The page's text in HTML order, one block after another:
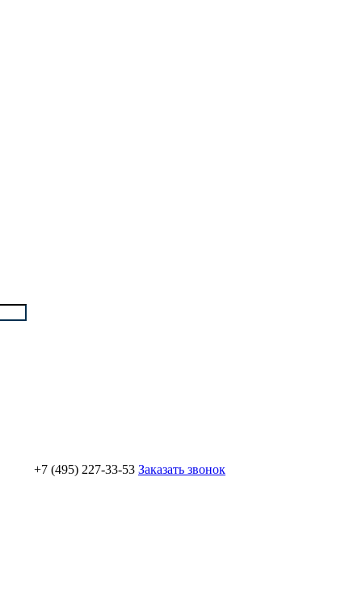
+7 (495) 227-33-53 Заказать звонок